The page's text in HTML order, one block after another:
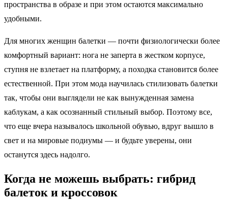
пространства в образе и при этом остаются максимально
удобными.
Для многих женщин балетки — почти физиологически более
комфортный вариант: нога не заперта в жестком корпусе,
ступня не взлетает на платформу, а походка становится более
естественной. При этом мода научилась стилизовать балетки
так, чтобы они выглядели не как вынужденная замена
каблукам, а как осознанный стильный выбор. Поэтому все,
что еще вчера называлось школьной обувью, вдруг вышло в
свет и на мировые подиумы — и будьте уверены, они
останутся здесь надолго.
Когда не можешь выбрать: гибрид
балеток и кроссовок